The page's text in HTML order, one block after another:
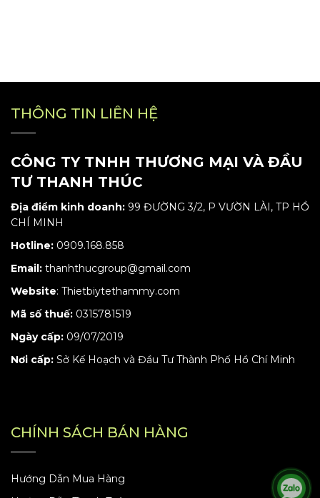
THÔNG TIN LIÊN HỆ
CÔNG TY TNHH THƯƠNG MẠI VÀ ĐẦU
TƯ THANH THÚC
Địa điểm kinh doanh: 99 ĐƯỜNG 3/2, P VƯỜN LÀI, TP HỒ
CHÍ MINH
Hotline: 0909.168.858
Email: thanhthucgroup@gmail.com
Website: Thietbiytethammy.com
Mã số thuế: 0315781519
Ngày cấp: 09/07/2019
Nơi cấp: Sở Kế Hoạch và Đầu Tư Thành Phố Hồ Chí Minh
CHÍNH SÁCH BÁN HÀNG
Hướng Dẫn Mua Hàng